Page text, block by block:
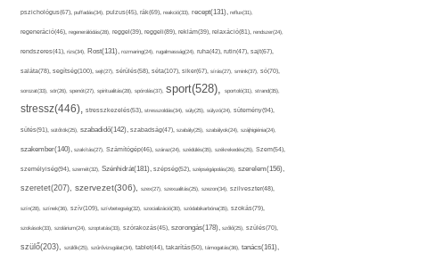
pszichológus(67), puffadás(34), pulzus(45), rák(69), reakció(33), recept(131), reflux(31),
regeneráció(46), regenerálódás(28), reggel(39), reggeli(89), reklám(39), relaxáció(81), rendszer(24),
rendszeres(41), rizs(34), Rost(131), rozmaring(24), rugalmasság(24), ruha(42), rutin(47), sajt(67),
saláta(78), segítség(100), sejt(27), sérülés(58), séta(107), siker(67), sírás(27), smink(37), só(70),
sorozat(33), sör(26), spenót(27), spiritualitás(28), spórolás(37), sport(528), sportoló(31), strand(35),
stressz(446), stresszkezelés(53), stresszoldás(34), súly(25), súlyzó(24), sütemény(94),
sütés(91), sütőtök(25), szabadidő(142), szabadság(47), szabály(25), szabályok(24), szájhigiénia(24),
szakember(140), szakítás(27), Számítógép(46), száraz(24), szédülés(35), székrekedés(25), Szem(54),
személyiség(94), szemét(32), Szénhidrát(181), szépség(52), szépségápolás(26), szerelem(156),
szeretet(207), szervezet(306), szex(27), szexualitás(25), szezon(34), szilveszter(48),
szín(28), színek(36), szív(109), szívbetegség(32), szocializáció(30), szódabikarbóna(35), szokás(79),
szokások(33), szolárium(24), szoptatás(33), szórakozás(45), szorongás(178), szőlő(25), szülés(70),
szülő(203), szülők(25), szűrővizsgálat(34), tablet(44), takarítás(50), támogatás(36), tanács(161),